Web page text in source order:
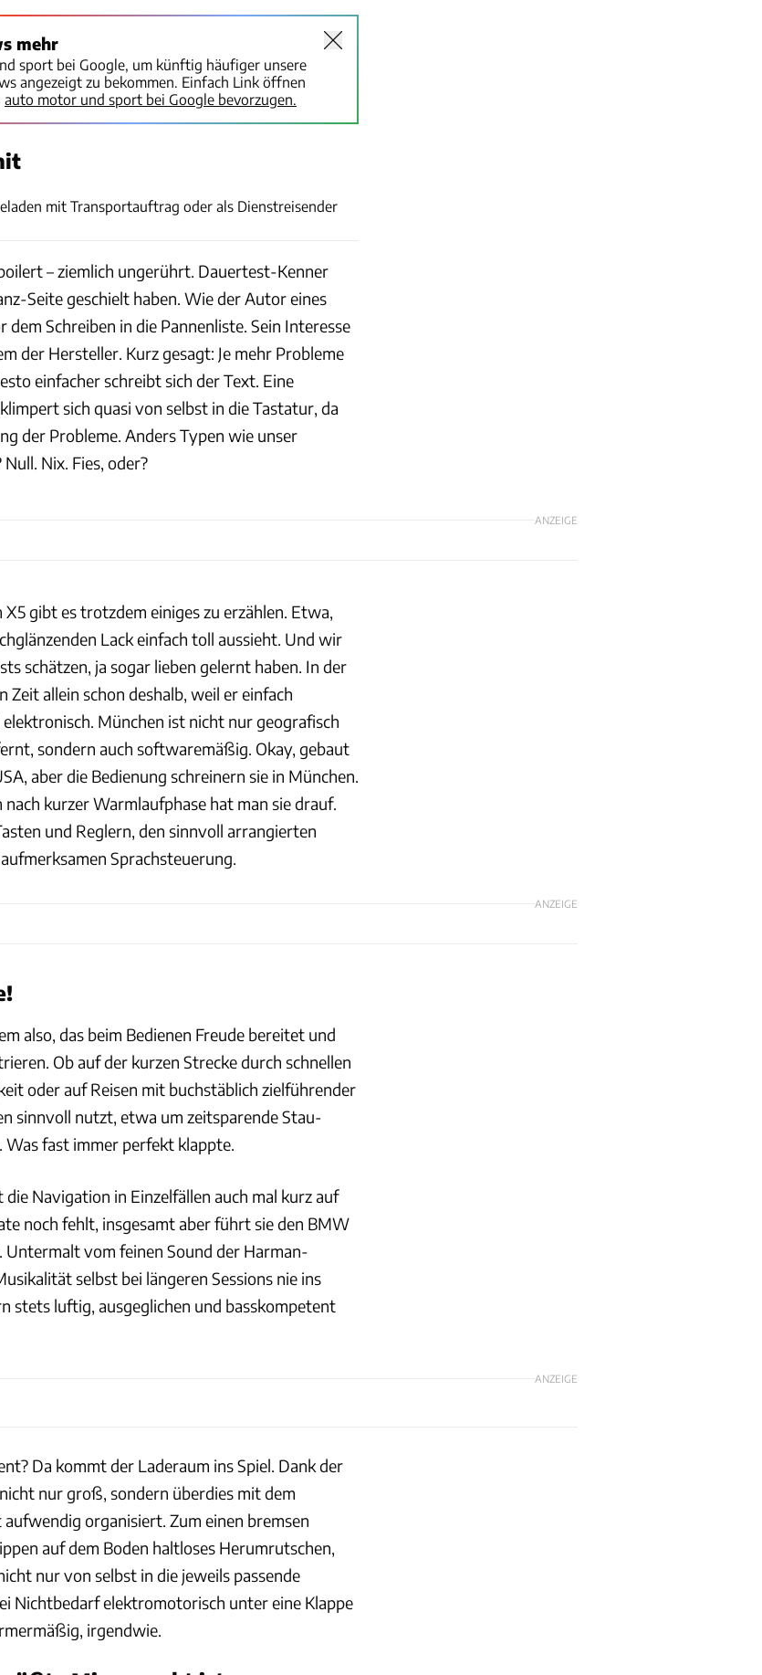
mehr
sport bei Google, um künftig häufiger unsere
angezeigt zu bekommen. Einfach Link öffnen
auto motor und sport bei Google bevorzugen.
mit Transportauftrag oder als Dienstreisender
– ziemlich ungerührt. Dauertest-Kenner
Seite geschielt haben. Wie der Autor eines
Schreiben in die Pannenliste. Sein Interesse
der Hersteller. Kurz gesagt: Je mehr Probleme
einfacher schreibt sich der Text. Eine
sich quasi von selbst in die Tastatur, da
der Probleme. Anders Typen wie unser
Nix. Fies, oder?
ANZEIGE
gibt es trotzdem einiges zu erzählen. Etwa,
Lack einfach toll aussieht. Und wir
schätzen, ja sogar lieben gelernt haben. In der
allein schon deshalb, weil er einfach
München ist nicht nur geografisch
sondern auch softwaremäßig. Okay, gebaut
aber die Bedienung schreinern sie in München.
kurzer Warmlaufphase hat man sie drauf.
und Reglern, den sinnvoll arrangierten
Sprachsteuerung.
ANZEIGE
also, das beim Bedienen Freude bereitet und
Ob auf der kurzen Strecke durch schnellen
oder auf Reisen mit buchstäblich zielführender
sinnvoll nutzt, etwa um zeitsparende Stau-
fast immer perfekt klappte.
Navigation in Einzelfällen auch mal kurz auf
noch fehlt, insgesamt aber führt sie den BMW
Untermalt vom feinen Sound der Harman-
selbst bei längeren Sessions nie ins
stets luftig, ausgeglichen und basskompetent
ANZEIGE
Da kommt der Laderaum ins Spiel. Dank der
nur groß, sondern überdies mit dem
organisiert. Zum einen bremsen
auf dem Boden haltloses Herumrutschen,
nur von selbst in die jeweils passende
Nichtbedarf elektromotorisch unter eine Klappe
irgendwie.